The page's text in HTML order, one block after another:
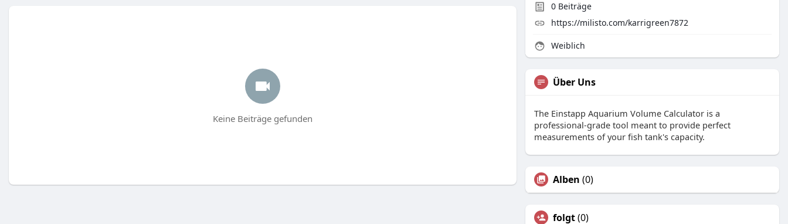
Keine Beiträge gefunden
0 Beiträge
https://milisto.com/karrigreen7872
Weiblich
Über Uns
The Einstapp Aquarium Volume Calculator is a
professional-grade tool meant to provide perfect
measurements of your fish tank's capacity.
Alben (0)
folgt(0)